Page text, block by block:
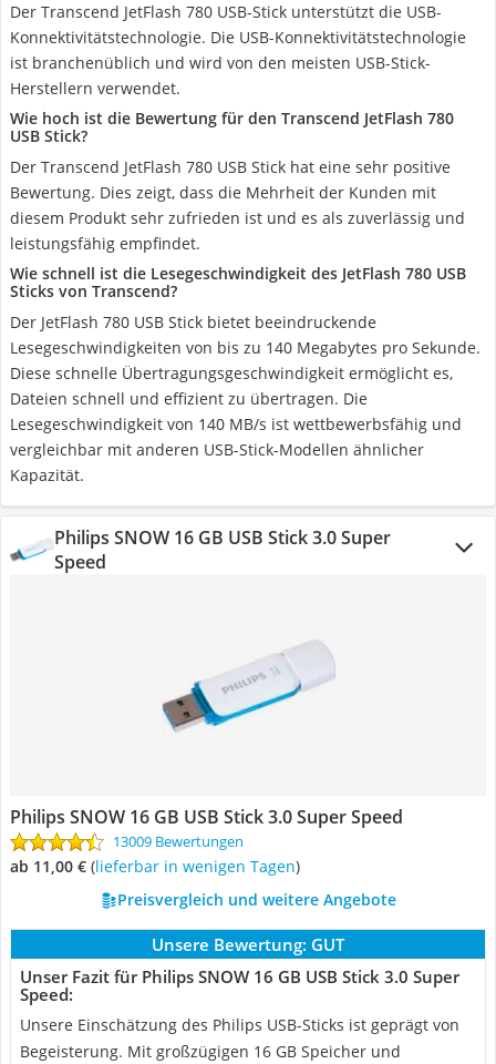
Der Transcend JetFlash 780 USB-Stick unterstützt die USB-
Konnektivitätstechnologie. Die USB-Konnektivitätstechnologie
ist branchenüblich und wird von den meisten USB-Stick-
Herstellern verwendet.
Wie hoch ist die Bewertung für den Transcend JetFlash 780
USB Stick?
Der Transcend JetFlash 780 USB Stick hat eine sehr positive
Bewertung. Dies zeigt, dass die Mehrheit der Kunden mit
diesem Produkt sehr zufrieden ist und es als zuverlässig und
leistungsfähig empfindet.
Wie schnell ist die Lesegeschwindigkeit des JetFlash 780 USB
Sticks von Transcend?
Der JetFlash 780 USB Stick bietet beeindruckende
Lesegeschwindigkeiten von bis zu 140 Megabytes pro Sekunde.
Diese schnelle Übertragungsgeschwindigkeit ermöglicht es,
Dateien schnell und effizient zu übertragen. Die
Lesegeschwindigkeit von 140 MB/s ist wettbewerbsfähig und
vergleichbar mit anderen USB-Stick-Modellen ähnlicher
Kapazität.
Philips SNOW 16 GB USB Stick 3.0 Super
Speed
Philips SNOW 16 GB USB Stick 3.0 Super Speed
13009 Bewertungen
ab 11,00 € ( Lieferbar in wenigen Tagen)
Preisvergleich und weitere Angebote
Unsere Bewertung: GUT
Unser Fazit für Philips SNOW 16 GB USB Stick 3.0 Super
Speed:
Unsere Einschätzung des Philips USB-Sticks ist geprägt von
Begeisterung. Mit großzügigen 16 GB Speicher und